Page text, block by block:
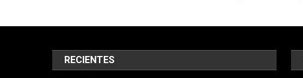
RECIENTES